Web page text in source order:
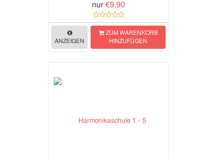
nur €9,90
ANZEIGEN
ZUM WARENKORB
HINZUFÜGEN